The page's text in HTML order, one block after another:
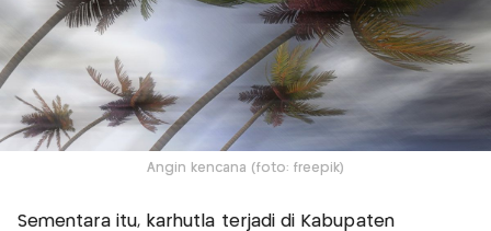
Angin kencana (foto: freepik)
Sementara itu, karhutla terjadi di Kabupaten